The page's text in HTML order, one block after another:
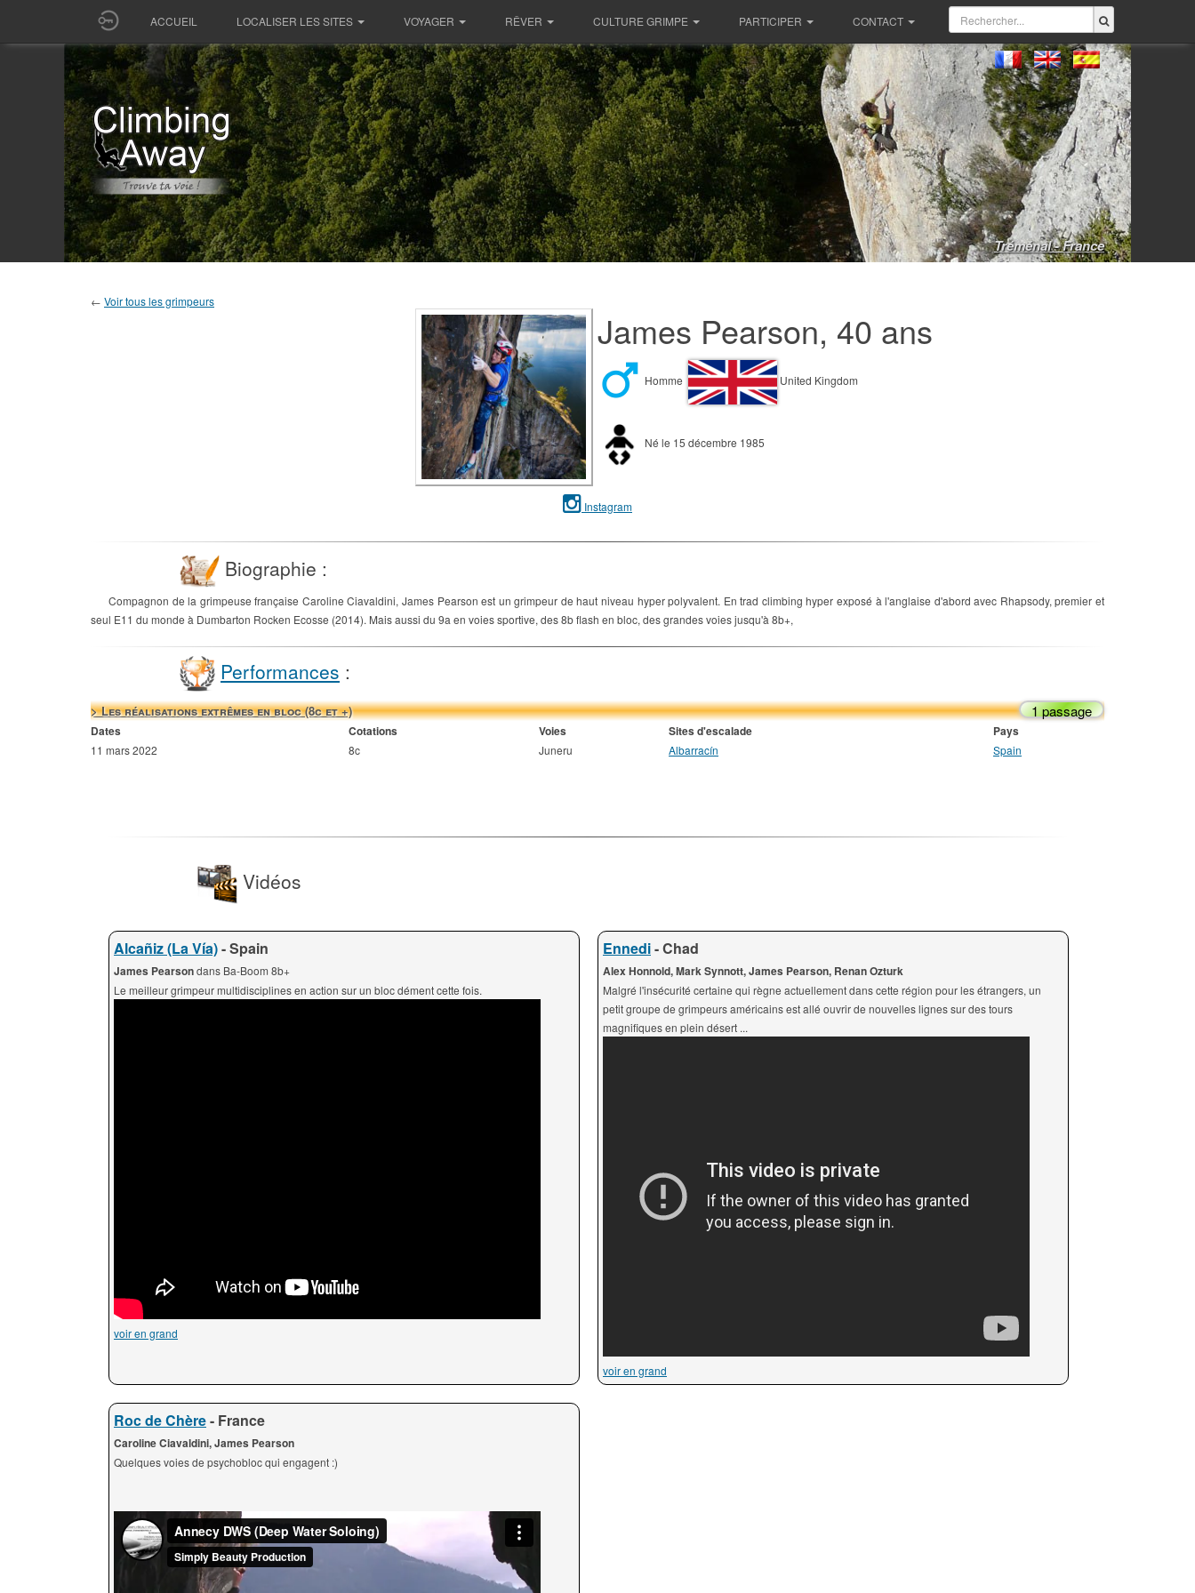
ACCUEIL LOCALISER LES SITES VOYAGER RÊVER CULTURE GRIMPE PARTICIPER CONTACT
Tréménal - France
← Voir tous les grimpeurs
James Pearson, 40 ans
Homme United Kingdom
Né le 15 décembre 1985
Instagram
Biographie :
Compagnon de la grimpeuse française Caroline Ciavaldini, James Pearson est un grimpeur de haut niveau hyper polyvalent. En trad climbing hyper exposé à l'anglaise d'abord avec Rhapsody, premier et
seul E11 du monde à Dumbarton Rocken Ecosse (2014). Mais aussi du 9a en voies sportive, des 8b flash en bloc, des grandes voies jusqu'à 8b+,
Performances :
> Les réalisations extrêmes en bloc (8c et +) 1 passage
Dates Cotations Voies Sites d'escalade Pays
11 mars 2022 8c Juneru Albarracín Spain
Vidéos
Alcañiz (La Vía)- Spain
James Pearsondans Ba-Boom 8b+
Le meilleur grimpeur multidisciplines en action sur un bloc dément cette fois.
voir en grand
Ennedi- Chad
Alex Honnold, Mark Synnott, James Pearson, Renan Ozturk
Malgré l'insécurité certaine qui règne actuellement dans cette région pour les étrangers, un
petit groupe de grimpeurs américains est allé ouvrir de nouvelles lignes sur des tours
magnifiques en plein désert ...
voir en grand
Roc de Chère- France
Caroline Ciavaldini, James Pearson
Quelques voies de psychobloc qui engagent :)